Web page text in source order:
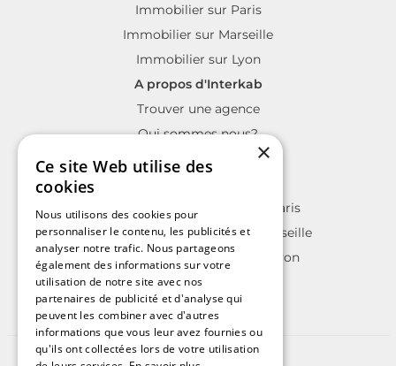
Immobilier sur Paris
Immobilier sur Marseille
Immobilier sur Lyon
A propos d'Interkab
Trouver une agence
Qui sommes nous?
La charte Interkab
Annonces immobilières sur Paris
Annonces immobilières sur Marseille
Annonces immobilières sur Lyon
©2025 | Tous droits réservés
×
Ce site Web utilise des
cookies
Nous utilisons des cookies pour
personnaliser le contenu, les publicités et
analyser notre trafic. Nous partageons
également des informations sur votre
utilisation de notre site avec nos
partenaires de publicité et d'analyse qui
peuvent les combiner avec d'autres
informations que vous leur avez fournies ou
qu'ils ont collectées lors de votre utilisation